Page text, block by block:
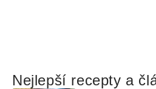
Nejlepší recepty a